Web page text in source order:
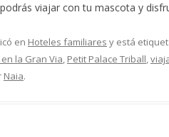
viajar con tu mascota y
en Hoteles familiares y está
la Gran Via, Petit Palace Triball,
Naia.